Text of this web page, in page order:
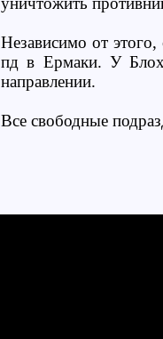
Независимо от этого,
пд в Ермаки. У
направлении.
Все свободные